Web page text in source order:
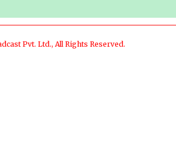
Pvt. Ltd., All Rights Reserved.